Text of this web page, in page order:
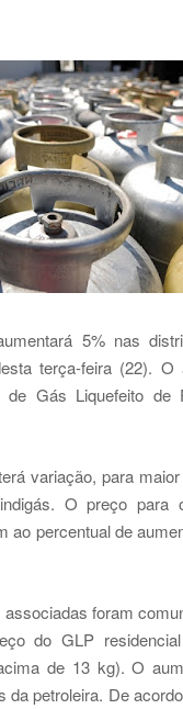
5% nas
terça-feira (22). O
de Gás Liquefeito
variação, para
O preço para
ao percentual de
foram
do GLP
de 13 kg). O
da petroleira. De